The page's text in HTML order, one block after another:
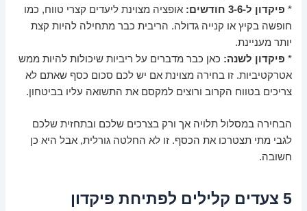
* פיקדון ל-3-6 חודשים:
אופציה מצוינת ליעדים קצרי טווח, כמו
חופשה בקיץ או קנייה גדולה. הריבית כבר מתחילה להיות קצת
יותר מעניינת.
* פיקדון לשנה: כאן כבר מדברים על ריביות שיכולות להיות ממש
אטרקטיביות. זו בחירה מצוינת אם יש לכם סכום כסף שאתם לא
צריכים בטווח הקרוב ורוצים למקסם את התשואה עליו בביטחון.
הבחירה במסלול תלויה אך ורק בצרכים שלכם ובתחזית שלכם
לגבי מתי תצטרכו את הכסף. זו לא החלטה גורלית, אבל היא כן
חשובה.
5 צעדים קלילים לפתיחת פיקדון